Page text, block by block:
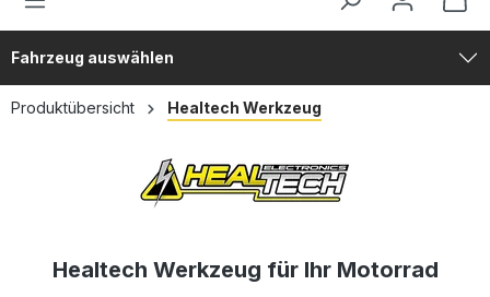
Fahrzeug auswählen
Produktübersicht Healtech Werkzeug
Healtech Werkzeug für Ihr Motorrad